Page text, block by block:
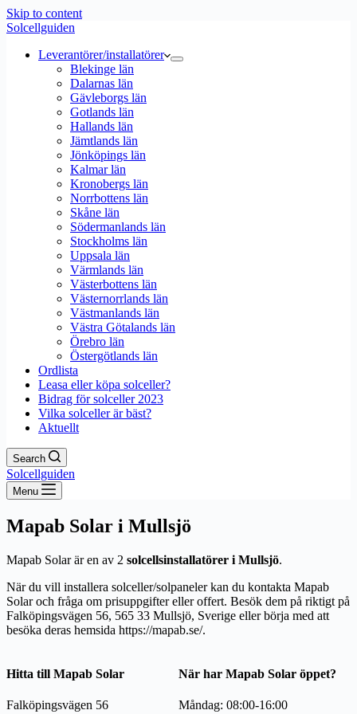
Skip to content
Solcellguiden
Leverantörer/installatörer
Blekinge län
Dalarnas län
Gävleborgs län
Gotlands län
Hallands län
Jämtlands län
Jönköpings län
Kalmar län
Kronobergs län
Norrbottens län
Skåne län
Södermanlands län
Stockholms län
Uppsala län
Värmlands län
Västerbottens län
Västernorrlands län
Västmanlands län
Västra Götalands län
Örebro län
Östergötlands län
Ordlista
Leasa eller köpa solceller?
Bidrag för solceller 2023
Vilka solceller är bäst?
Aktuellt
Search
Solcellguiden
Menu
Mapab Solar i Mullsjö
Mapab Solar är en av 2 solcellsinstallatörer i Mullsjö.
När du vill installera solceller/solpaneler kan du kontakta Mapab
Solar och fråga om prisuppgifter eller offert. Besök dem på riktigt på
Falköpingsvägen 56, 565 33 Mullsjö, Sverige eller börja med att
besöka deras hemsida https://mapab.se/.
Hitta till Mapab Solar
Falköpingsvägen 56
När har Mapab Solar öppet?
Måndag: 08:00-16:00